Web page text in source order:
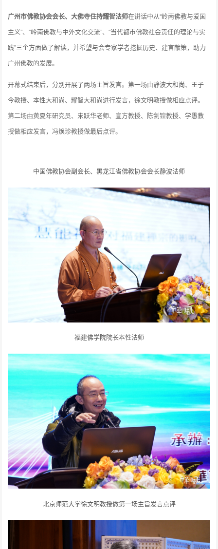
广州市佛教协会会长、大佛寺住持耀智法师在讲话中从“岭南佛教与爱国
主义”、“岭南佛教与中外文化交流”、“当代都市佛教社会责任的理论与实
践”三个方面做了解读，并希望与会专家学者挖掘历史、建言献策，助力
广州佛教的发展。
开幕式结束后，分别开展了两场主旨发言。第一场由静波大和尚、王子
今教授、本性大和尚、耀智大和尚进行发言，徐文明教授做相应点评。
第二场由黄夏年研究员、宋跃华老师、宣方教授、陈剑锽教授、学愚教
授做相应发言，冯焕珍教授做最后点评。
中国佛教协会副会长、黑龙江省佛教协会会长静波法师
福建佛学院院长本性法师
北京师范大学徐文明教授做第一场主旨发言点评